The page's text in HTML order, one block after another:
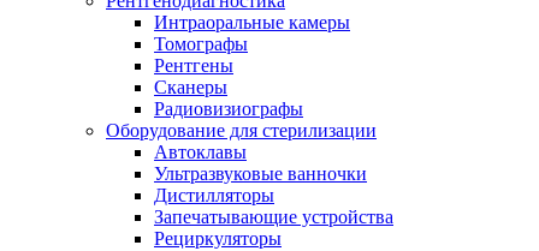
Интраоральные камеры
Томографы
Рентгены
Сканеры
Радиовизиографы
Оборудование для стерилизации
Автоклавы
Ультразвуковые ванночки
Дистилляторы
Запечатывающие устройства
Рециркуляторы